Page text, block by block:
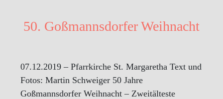
50. Goßmannsdorfer Weihnacht
07.12.2019 – Pfarrkirche St. Margaretha Text und
Fotos: Martin Schweiger 50 Jahre
Goßmannsdorfer Weihnacht – Zweitälteste